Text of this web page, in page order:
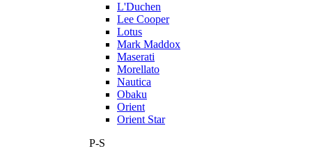
L'Duchen
Lee Cooper
Lotus
Mark Maddox
Maserati
Morellato
Nautica
Obaku
Orient
Orient Star
P-S